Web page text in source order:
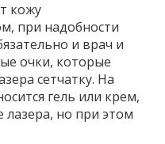
кожу
при надобности
и врач и
очки, которые
сетчатку. На
гель или крем,
лазера, но при этом